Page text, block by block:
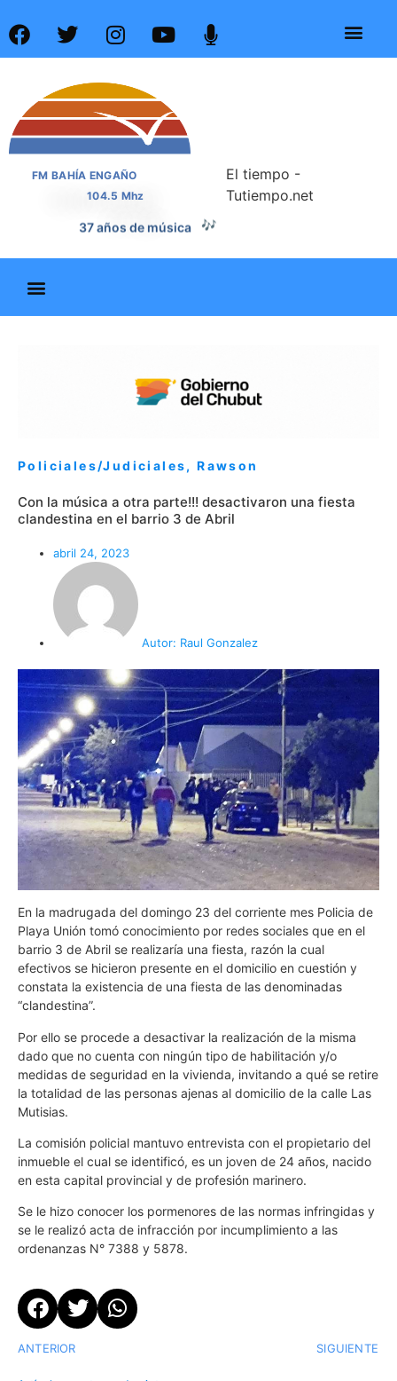
FM BAHÍA ENGAÑO
104.5 Mhz
37 años de música 🎶
El tiempo -
Tutiempo.net
Policiales/Judiciales,Rawson
Con la música a otra parte!!! desactivaron una fiesta
clandestina en el barrio 3 de Abril
abril 24, 2023
Autor: Raul Gonzalez
En la madrugada del domingo 23 del corriente mes Policia de
Playa Unión tomó conocimiento por redes sociales que en el
barrio 3 de Abril se realizaría una fiesta, razón la cual
efectivos se hicieron presente en el domicilio en cuestión y
constata la existencia de una fiesta de las denominadas
“clandestina”.
Por ello se procede a desactivar la realización de la misma
dado que no cuenta con ningún tipo de habilitación y/o
medidas de seguridad en la vivienda, invitando a qué se retire
la totalidad de las personas ajenas al domicilio de la calle Las
Mutisias.
La comisión policial mantuvo entrevista con el propietario del
inmueble el cual se identificó, es un joven de 24 años, nacido
en esta capital provincial y de profesión marinero.
Se le hizo conocer los pormenores de las normas infringidas y
se le realizó acta de infracción por incumplimiento a las
ordenanzas N° 7388 y 5878.
ANTERIOR SIGUIENTE